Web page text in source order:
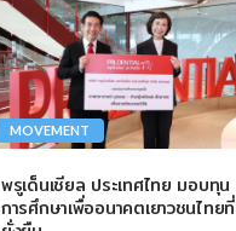
MOVEMENT
พรูเด็นเชียล ประเทศไทย มอบทุน
การศึกษาเพื่ออนาคตเยาวชนไทยที่